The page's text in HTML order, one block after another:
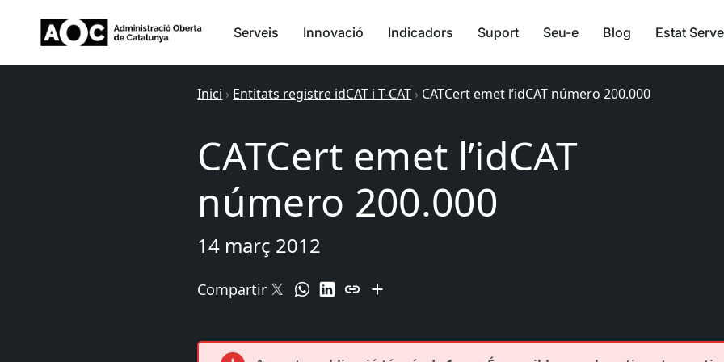
Serveis Innovació Indicadors Suport Seu-e Blog Estat
Inici › Entitats registre idCAT i T-CAT › CATCert emet l’idCAT número 200.000
CATCert emet l’idCAT
número 200.000
14 març 2012
Compartir